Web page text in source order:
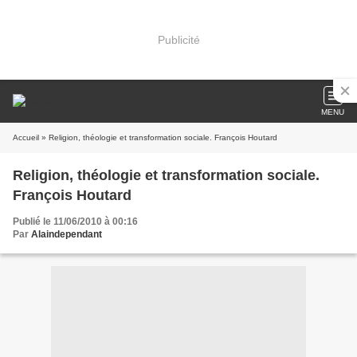
Publicité
MENU
Accueil » Religion, théologie et transformation sociale. François Houtard
Religion, théologie et transformation sociale.
François Houtard
Publié le 11/06/2010 à 00:16
Par Alaindependant